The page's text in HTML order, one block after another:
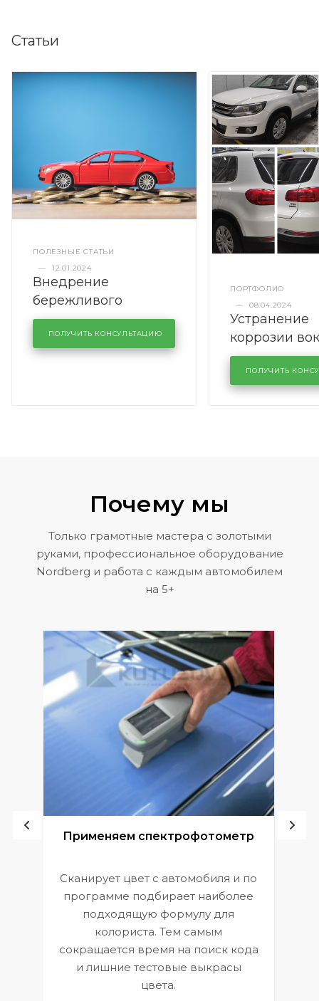
Статьи
ПОЛЕЗНЫЕ СТАТЬИ
—
12.01.2024
Внедрение
бережливого
производства в
кузовном сервисе
KUTUZOVV
ПОЛУЧИТЬ КОНСУЛЬТАЦИЮ
ПОРТФОЛИО
—
08.04.2024
Устранение
коррозии
лобового
районе
Volkswagen
ПОЛУЧИТЬ
Почему мы
Только грамотные мастера с золотыми
руками, профессиональное оборудование
Nordberg и работа с каждым автомобилем
на 5+
Применяем спектрофотометр
Сканирует цвет с автомобиля и по
программе подбирает наиболее
подходящую формулу для
колориста. Тем самым
сокращается время на поиск кода
и лишние тестовые выкрасы
цвета.